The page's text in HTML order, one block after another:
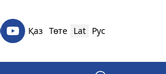
Қаз Төте Lat Рус